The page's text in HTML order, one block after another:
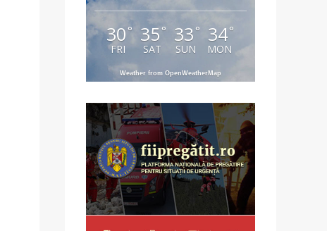
30 °
FRI
35 °
SAT
33 °
SUN
34°
MON
Weather from OpenWeatherMap